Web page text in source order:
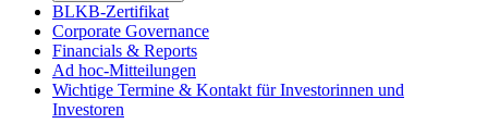
BLKB-Zertifikat
Corporate Governance
Financials & Reports
Ad hoc-Mitteilungen
Wichtige Termine & Kontakt für Investorinnen und
Investoren